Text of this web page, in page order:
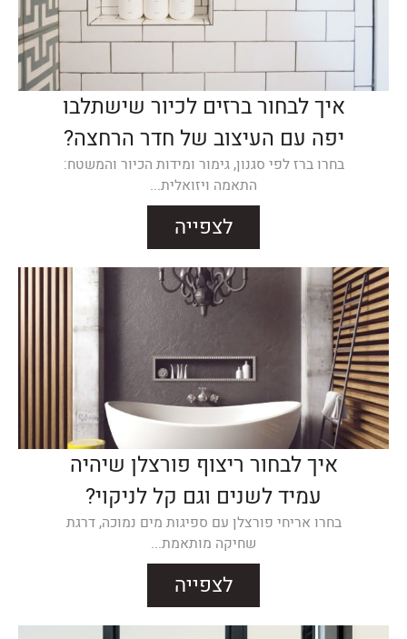
איך לבחור ברזים לכיור שישתלבו
יפה עם העיצוב של חדר הרחצה?
בחרו ברז לפי סגנון, גימור ומידות הכיור והמשטח:
התאמה ויזואלית...
לצפייה
איך לבחור ריצוף פורצלן שיהיה
עמיד לשנים וגם קל לניקוי?
בחרו אריחי פורצלן עם ספיגות מים נמוכה, דרגת
שחיקה מותאמת...
לצפייה